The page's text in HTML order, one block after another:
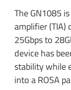
The GN1085
amplifier (TIA)
25Gbps to
device has
stability while
into a ROSA